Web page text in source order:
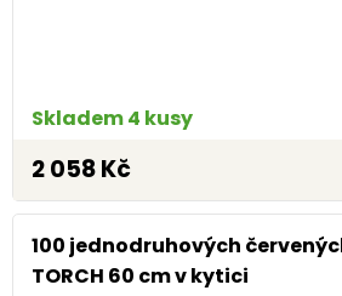
Skladem 4 kusy
2 058 Kč
100 jednodruhových
TORCH 60 cm v kytici